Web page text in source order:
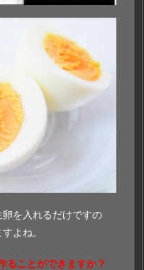
を入れるだけですの
よね。
ることができますか？